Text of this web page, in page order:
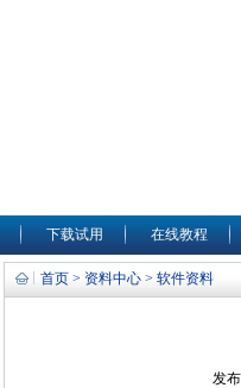
下载试用 在线教程
首页 > 资料中心 > 软件资料
发